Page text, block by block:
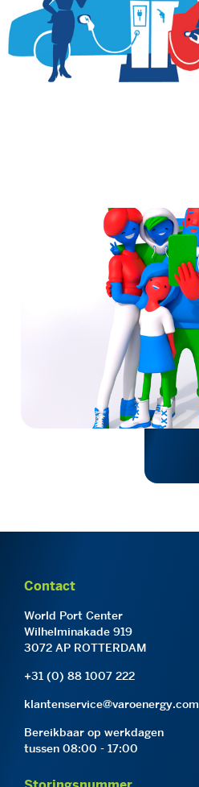
Contact
World Port Center
Wilhelminakade 919
3072 AP ROTTERDAM
+31 (0) 88 1007 222
klantenservice@varoenergy.com
Bereikbaar op werkdagen
tussen 08:00 - 17:00